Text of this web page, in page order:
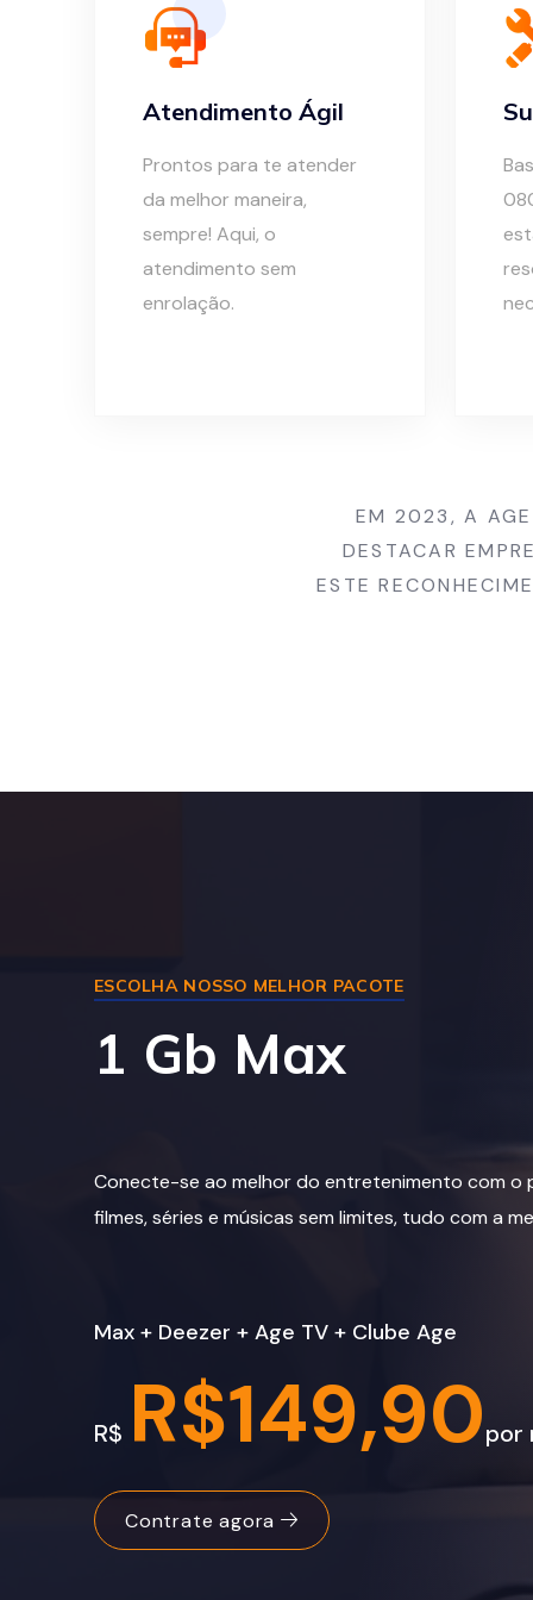
Atendimento Ágil
Prontos para te atender
da melhor maneira,
sempre! Aqui, o
atendimento sem
enrolação.
EM 2023, A AGE
DESTACAR
ESTE
ESCOLHA NOSSO MELHOR PACOTE
1 Gb Max
Conecte-se ao melhor do entretenimento com o
filmes, séries e músicas sem limites, tudo com a
Max + Deezer + Age TV + Clube Age
R$ R$149,90por
Contrate agora